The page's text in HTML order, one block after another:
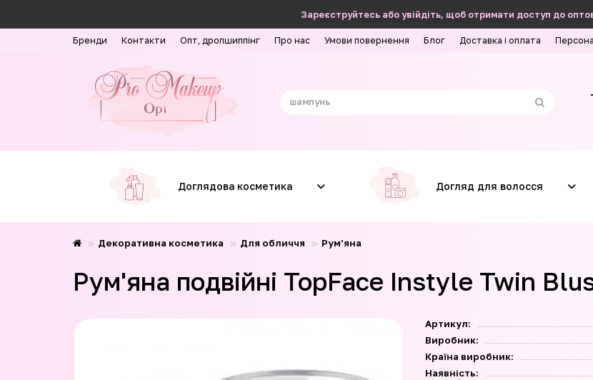
Зареєструйтесь або увійдіть, щоб отримати доступ до
Бренди Контакти Опт, дропшиппінг Про нас Умови повернення Блог Доставка і оплата
Доглядова косметика Догляд для волосся
Декоративна косметика Для обличчя Рум'яна
Рум'яна подвійні TopFace Instyle Twin
Артикул:
Виробник:
Країна виробник:
Наявність: